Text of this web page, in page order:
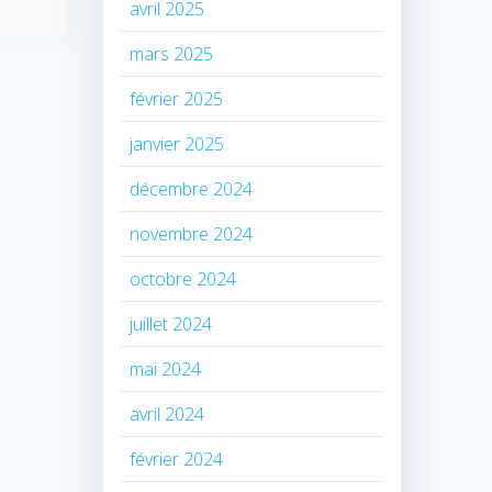
avril 2025
mars 2025
février 2025
janvier 2025
décembre 2024
novembre 2024
octobre 2024
juillet 2024
mai 2024
avril 2024
février 2024